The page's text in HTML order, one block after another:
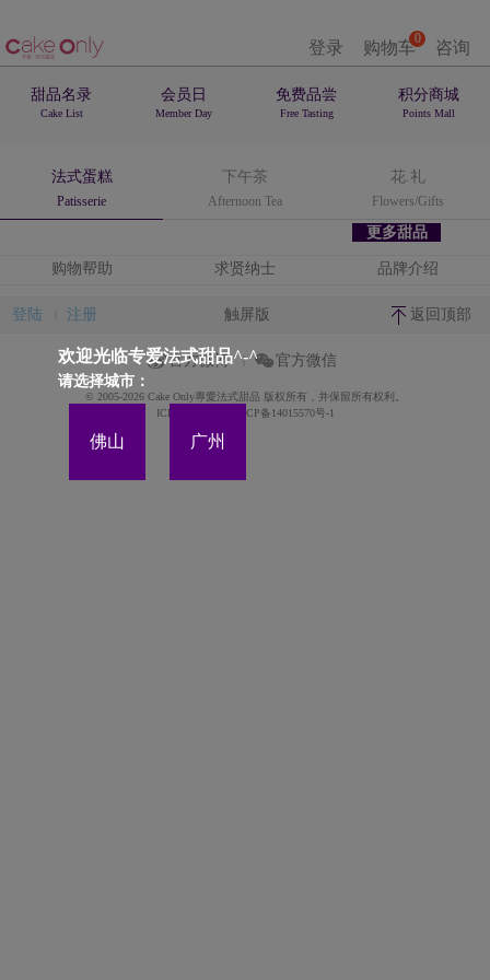
登录 0
购物车 咨询
甜品名录
Cake List
会员日
Member Day
免费品尝
Free Tasting
积分商城
Points Mall
法式蛋糕
Patisserie
下午茶
Afternoon Tea
花.礼
Flowers/Gifts
更多甜品
欢迎光临专爱法式甜品^-^
请选择城市：
佛山 广州
购物帮助 求贤纳士 品牌介绍
登陆 注册 触屏版 返回顶部
官方微博 官方微信
© 2005-2026 Cake Only專愛法式甜品 版权所有，并保留所有权利。
ICP备案证书号:粤ICP备14015570号-1